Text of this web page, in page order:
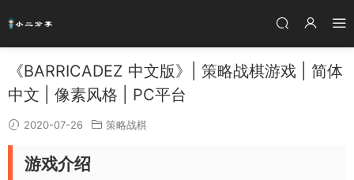
《BARRICADEZ 中文版》| 策略战棋游戏 | 简体
中文 | 像素风格 | PC平台
2020-07-26 策略战棋
游戏介绍